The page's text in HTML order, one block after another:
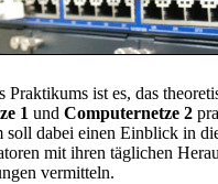
Praktikums ist es, das
1 und Computernetze 2
soll dabei einen Einblick in
mit ihren täglichen
vermitteln.